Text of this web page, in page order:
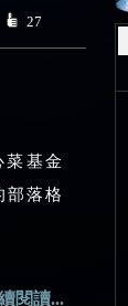
27
基金
部落格
閱讀...